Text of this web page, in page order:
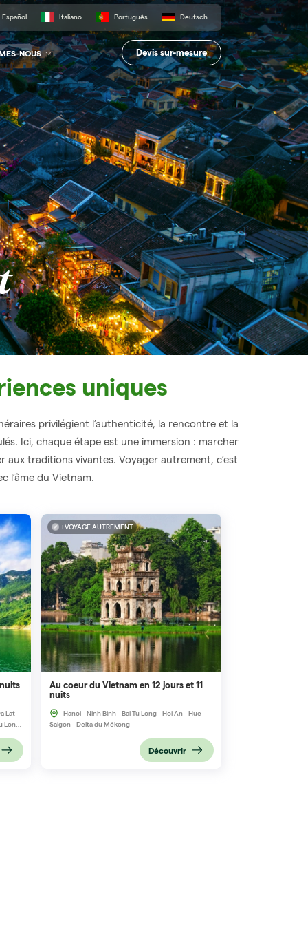
Español Italiano Português Deutsch
NOUS Devis sur-mesure
uniques
privilégient l’authenticité, la rencontre et la
Ici, chaque étape est une immersion : marcher
traditions vivantes. Voyager autrement, c’est
l’âme du Vietnam.
Lat -
Long
VOYAGE AUTREMENT
Au coeur du Vietnam en 12 jours et 11
nuits
Hanoi - Ninh Binh - Bai Tu Long - Hoi An - Hue -
Saigon - Delta du Mékong
Découvrir